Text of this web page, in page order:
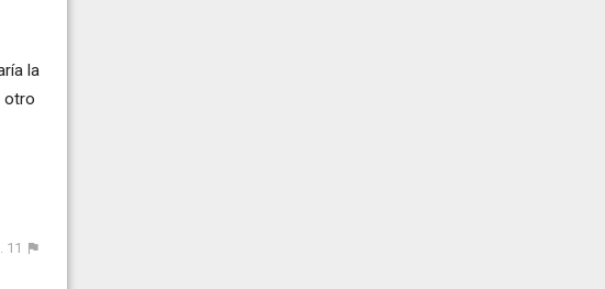
la
otro
11